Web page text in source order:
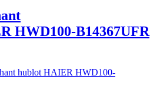
HWD100-B14367UFR